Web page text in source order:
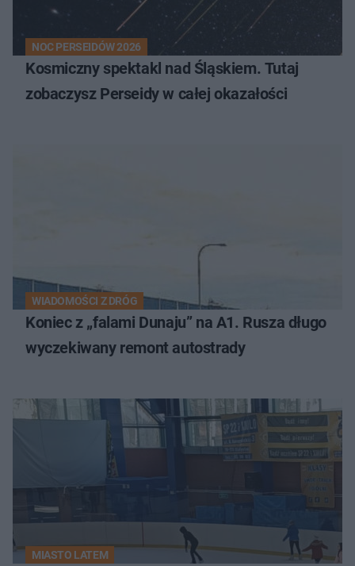
NOC PERSEIDÓW 2026
Kosmiczny spektakl nad Śląskiem. Tutaj
zobaczysz Perseidy w całej okazałości
WIADOMOŚCI Z DRÓG
Koniec z „falami Dunaju” na A1. Rusza długo
wyczekiwany remont autostrady
MIASTO LATEM